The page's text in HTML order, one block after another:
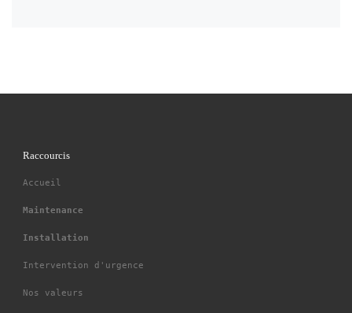
Raccourcis
Accueil
Maintenance
Installation
Intervention d'urgence
Nos valeurs